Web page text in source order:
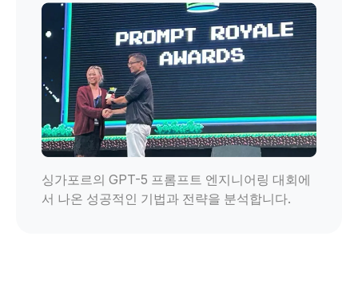
싱가포르의 GPT-5 프롬프트 엔지니어링 대회에
서 나온 성공적인 기법과 전략을 분석합니다.